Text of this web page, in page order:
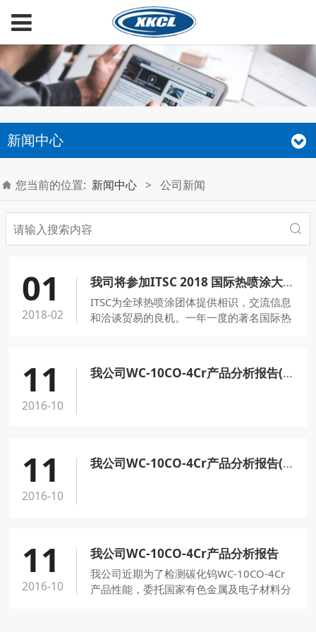
新闻中心
您当前的位置: 新闻中心 > 公司新闻
01
2018-02
我司将参加ITSC 2018 国际热喷涂大会暨展览会
ITSC为全球热喷涂团体提供相识，交流信息
和洽谈贸易的良机。一年一度的著名国际热
（TSS）和国际焊接研究所（IIW）联合组
织。
11
2016-10
我公司WC-10CO-4Cr产品分析报告(硬度）
11
2016-10
我公司WC-10CO-4Cr产品分析报告(金相图）
11
2016-10
我公司WC-10CO-4Cr产品分析报告
我公司近期为了检测碳化钨WC-10CO-4Cr
产品性能，委托国家有色金属及电子材料分